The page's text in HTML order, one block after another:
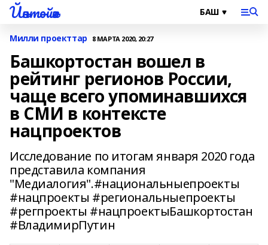
Йәнтөйәк
Милли проекттар 8 МАРТА 2020, 20:27
Башкортостан вошел в
рейтинг регионов России,
чаще всего упоминавшихся
в СМИ в контексте
нацпроектов
Исследование по итогам января 2020 года
представила компания
"Медиалогия".#национальныепроекты
#нацпроекты #региональныепроекты
#регпроекты #нацпроектыБашкортостан
#ВладимирПутин